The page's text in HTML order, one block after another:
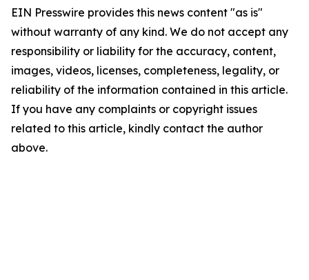
EIN Presswire provides this news content "as is"
without warranty of any kind. We do not accept any
responsibility or liability for the accuracy, content,
images, videos, licenses, completeness, legality, or
reliability of the information contained in this article.
If you have any complaints or copyright issues
related to this article, kindly contact the author
above.